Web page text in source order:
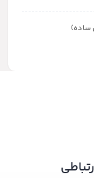
ساده)